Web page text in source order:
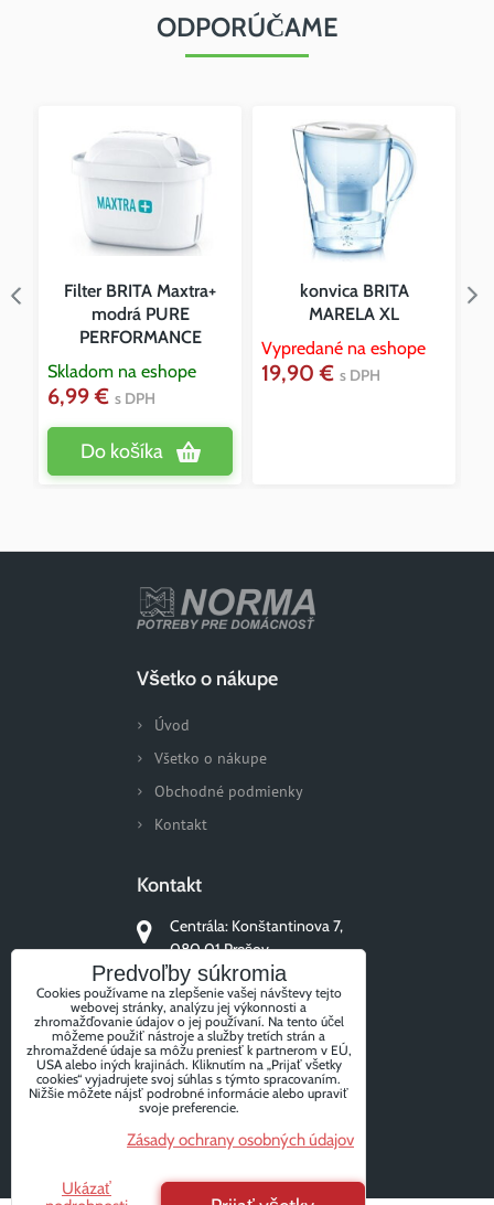
ODPORÚČAME
Filter BRITA Maxtra+
modrá PURE
PERFORMANCE
Skladom na eshope
6,99 € s DPH
Do košíka
konvica BRITA
MARELA XL
Vypredané na eshope
19,90 € s DPH
Všetko o nákupe
Úvod
Všetko o nákupe
Obchodné podmienky
Kontakt
Kontakt
Centrála: Konštantinova 7,
080 01 Prešov
+421 51/77 311 96
Sledujte nás
FacebookInstagram
Predvoľby súkromia
Cookies používame na zlepšenie vašej návštevy tejto
webovej stránky, analýzu jej výkonnosti a
zhromažďovanie údajov o jej používaní. Na tento účel
môžeme použiť nástroje a služby tretích strán a
zhromaždené údaje sa môžu preniesť k partnerom v EÚ,
USA alebo iných krajinách. Kliknutím na „Prijať všetky
cookies“ vyjadrujete svoj súhlas s týmto spracovaním.
Nižšie môžete nájsť podrobné informácie alebo upraviť
svoje preferencie.
Zásady ochrany osobných údajov
Ukázať